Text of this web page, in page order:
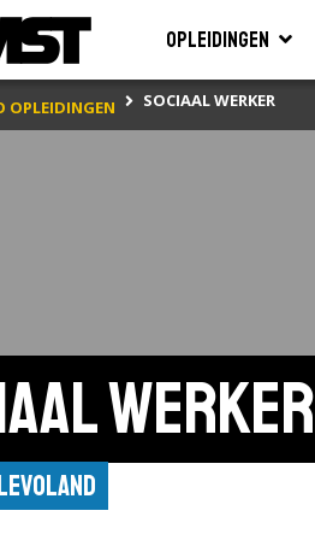
Opleidingen
OPLEIDINGEN SOCIAAL WERKER
werker